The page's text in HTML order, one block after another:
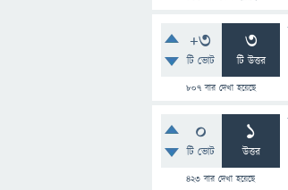
+3
টি ভোট
3
টি উত্তর
807বার দেখা হয়েছে
0
টি ভোট
1
উত্তর
423 বার দেখা হয়েছে